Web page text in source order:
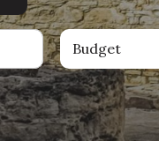
Budget